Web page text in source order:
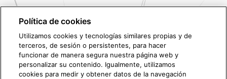
Política de cookies
Utilizamos cookies y tecnologías similares propias y de
terceros, de sesión o persistentes, para hacer
funcionar de manera segura nuestra página web y
personalizar su contenido. Igualmente, utilizamos
cookies para medir y obtener datos de la navegación